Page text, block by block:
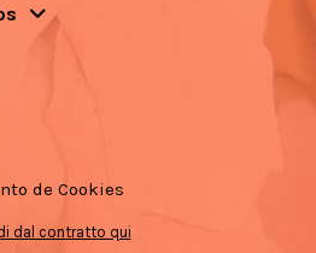
de Cookies
dal contratto qui